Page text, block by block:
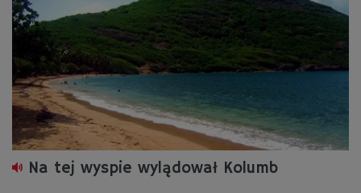
Na tej wyspie wylądował Kolumb